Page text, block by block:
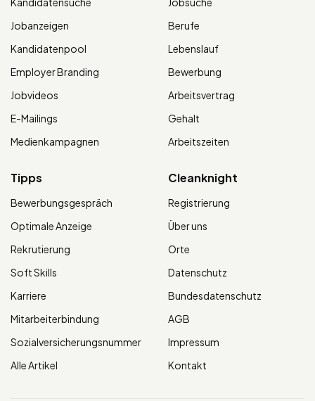
Jobanzeigen
Kandidatenpool
Employer Branding
Jobvideos
E-Mailings
Medienkampagnen
Berufe
Lebenslauf
Bewerbung
Arbeitsvertrag
Gehalt
Arbeitszeiten
Tipps
Bewerbungsgespräch
Optimale Anzeige
Rekrutierung
Soft Skills
Karriere
Mitarbeiterbindung
Sozialversicherungsnummer
Alle Artikel
Cleanknight
Registrierung
Über uns
Orte
Datenschutz
Bundesdatenschutz
AGB
Impressum
Kontakt